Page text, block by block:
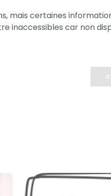
mais certaines
inaccessibles car non